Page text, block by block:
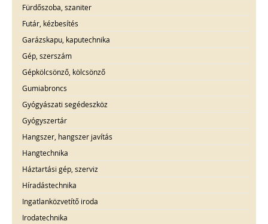
Fürdőszoba, szaniter
Futár, kézbesítés
Garázskapu, kaputechnika
Gép, szerszám
Gépkölcsönző, kölcsönző
Gumiabroncs
Gyógyászati segédeszköz
Gyógyszertár
Hangszer, hangszer javítás
Hangtechnika
Háztartási gép, szerviz
Híradástechnika
Ingatlanközvetítő iroda
Irodatechnika